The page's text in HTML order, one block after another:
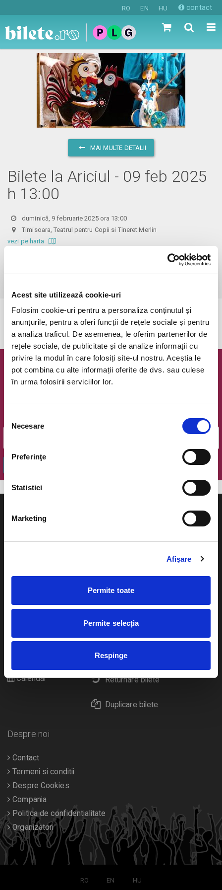
Acest site utilizează cookie-uri
Folosim cookie-uri pentru a personaliza conținutul și
anunțurile, pentru a oferi funcții de rețele sociale și pentru
a analiza traficul. De asemenea, le oferim partenerilor de
rețele sociale, de publicitate și de analize informații cu
privire la modul în care folosiți site-ul nostru. Aceștia le
pot combina cu alte informații oferite de dvs. sau culese
în urma folosirii serviciilor lor.
consimțământului
Necesare
Preferinţe
Statistici
Marketing
Afişare
Permite toate
Permite selecția
Respinge
RO EN HU contact
MAI MULTE DETALII
Bilete la Ariciul - 09 feb 2025
h 13:00
duminică, 9 februarie 2025 ora 13:00
Timisoara, Teatrul pentru Copii si Tineret Merlin
vezi pe harta
Evenimentul a expirat.
Newsletter @ Bilete.ro
evenimente.
Plata online sau cash
eBilet printat acasa
Livrare prin curier
Returnare bilete
Duplicare bilete
Teatru
festivaluri
Cultura
Calendar
Despre noi
Contact
Termeni si conditii
Despre Cookies
Compania
Politica de confidentialitate
Organizatori
RO EN HU